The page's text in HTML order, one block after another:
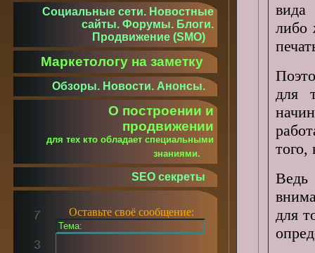
вида
либо
для
того,
Ведь
для
Социальные сети. Новостные
сайты. Форумы. Блоги.
Продвижение (SMO)
Маркетологу на заметку
Обзоры. Новости. Анонсы.
О построении и
продвижении
для тех кто обладает специальными
знаниями.
SEO секреты
Оставьте своё сообщение: